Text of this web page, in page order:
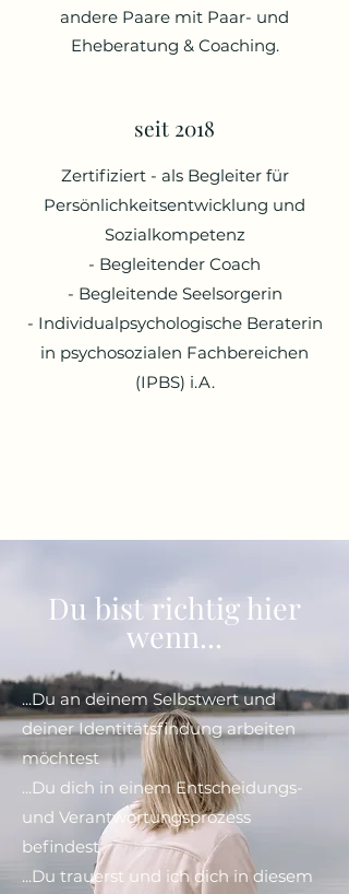
andere Paare mit Paar- und
Eheberatung & Coaching.
seit 2018
Zertifiziert - als Begleiter für
Persönlichkeitsentwicklung und
Sozialkompetenz
- Begleitender Coach
- Begleitende Seelsorgerin
- Individualpsychologische Beraterin
in psychosozialen Fachbereichen
(IPBS) i.A.
Du bist richtig hier
wenn...
...Du an deinem Selbstwert und
deiner Identitätsfindung arbeiten
möchtest
...Du dich in einem Entscheidungs-
und Verantwortungsprozess
befindest
...Du trauerst und ich dich in diesem